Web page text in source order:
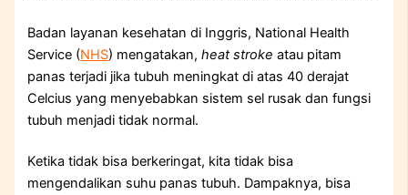
Badan layanan kesehatan di Inggris, National Health
Service (NHS) mengatakan,heat strokeatau pitam
panas terjadi jika tubuh meningkat di atas 40 derajat
Celcius yang menyebabkan sistem sel rusak dan fungsi
tubuh menjadi tidak normal.
Ketika tidak bisa berkeringat, kita tidak bisa
mengendalikan suhu panas tubuh. Dampaknya, bisa